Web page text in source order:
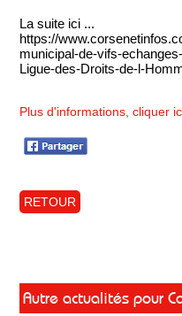
La suite ici ...
https://
municipal-de-vifs-
Ligue-des-Droits-de-l-
Plus d'informations, cliquer
RETOUR
Autre actualités pour